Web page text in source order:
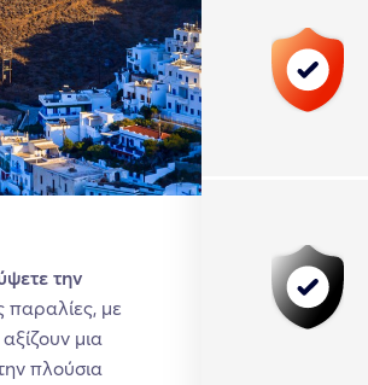
την
παραλίες, με
μια
πλούσια